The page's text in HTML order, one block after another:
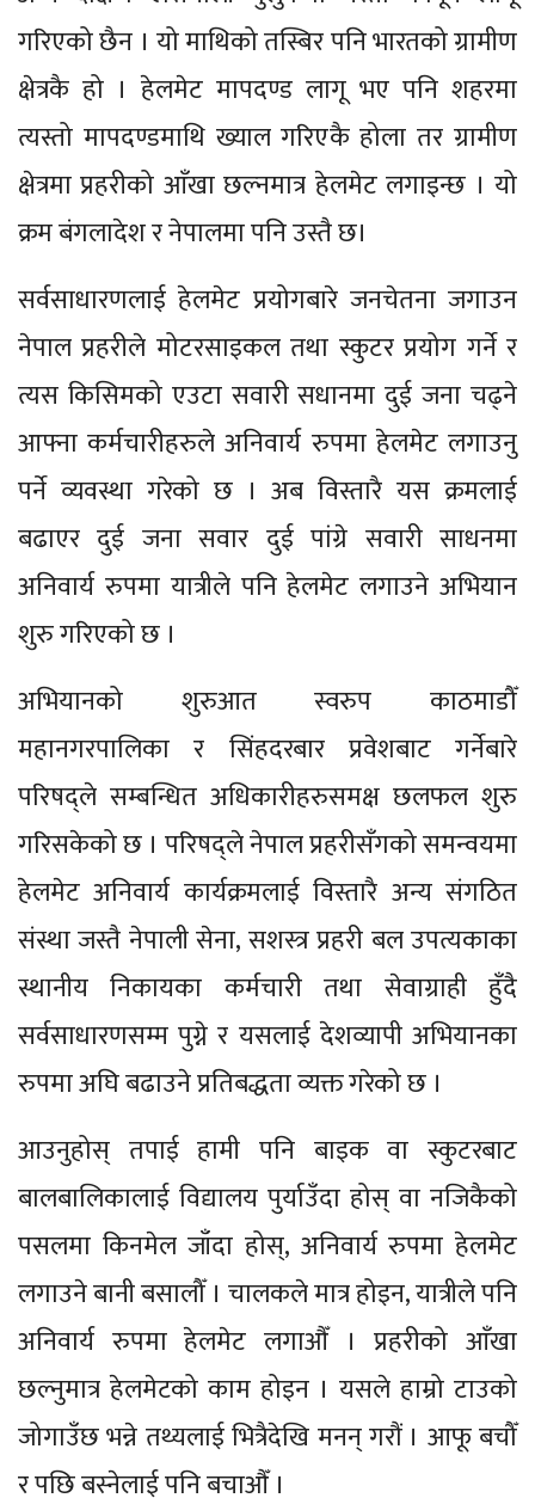
गरिएको छैन । यो माथिको तस्बिर पनि भारतको ग्रामीण
क्षेत्रकै हो । हेलमेट मापदण्ड लागू भए पनि शहरमा
त्यस्तो मापदण्डमाथि ख्याल गरिएकै होला तर ग्रामीण
क्षेत्रमा प्रहरीको आँखा छल्नमात्र हेलमेट लगाइन्छ । यो
क्रम बंगलादेश र नेपालमा पनि उस्तै छ।
सर्वसाधारणलाई हेलमेट प्रयोगबारे जनचेतना जगाउन
नेपाल प्रहरीले मोटरसाइकल तथा स्कुटर प्रयोग गर्ने र
त्यस किसिमको एउटा सवारी सधानमा दुई जना चढ्ने
आफ्ना कर्मचारीहरुले अनिवार्य रुपमा हेलमेट लगाउनु
पर्ने व्यवस्था गरेको छ । अब विस्तारै यस क्रमलाई
बढाएर दुई जना सवार दुई पांग्रे सवारी साधनमा
अनिवार्य रुपमा यात्रीले पनि हेलमेट लगाउने अभियान
शुरु गरिएको छ ।
अभियानको शुरुआत स्वरुप काठमाडौँ
महानगरपालिका र सिंहदरबार प्रवेशबाट गर्नेबारे
परिषद्ले सम्बन्धित अधिकारीहरुसमक्ष छलफल शुरु
गरिसकेको छ । परिषद्ले नेपाल प्रहरीसँगको समन्वयमा
हेलमेट अनिवार्य कार्यक्रमलाई विस्तारै अन्य संगठित
संस्था जस्तै नेपाली सेना, सशस्त्र प्रहरी बल उपत्यकाका
स्थानीय निकायका कर्मचारी तथा सेवाग्राही हुँदै
सर्वसाधारणसम्म पुग्ने र यसलाई देशव्यापी अभियानका
रुपमा अघि बढाउने प्रतिबद्धता व्यक्त गरेको छ ।
आउनुहोस् तपाई हामी पनि बाइक वा स्कुटरबाट
बालबालिकालाई विद्यालय पुर्याउँदा होस् वा नजिकैको
पसलमा किनमेल जाँदा होस्, अनिवार्य रुपमा हेलमेट
लगाउने बानी बसालौँ । चालकले मात्र होइन, यात्रीले पनि
अनिवार्य रुपमा हेलमेट लगाऔँ । प्रहरीको आँखा
छल्नुमात्र हेलमेटको काम होइन । यसले हाम्रो टाउको
जोगाउँछ भन्ने तथ्यलाई भित्रैदेखि मनन् गरौं । आफू बचौँ
र पछि बस्नेलाई पनि बचाऔँ ।